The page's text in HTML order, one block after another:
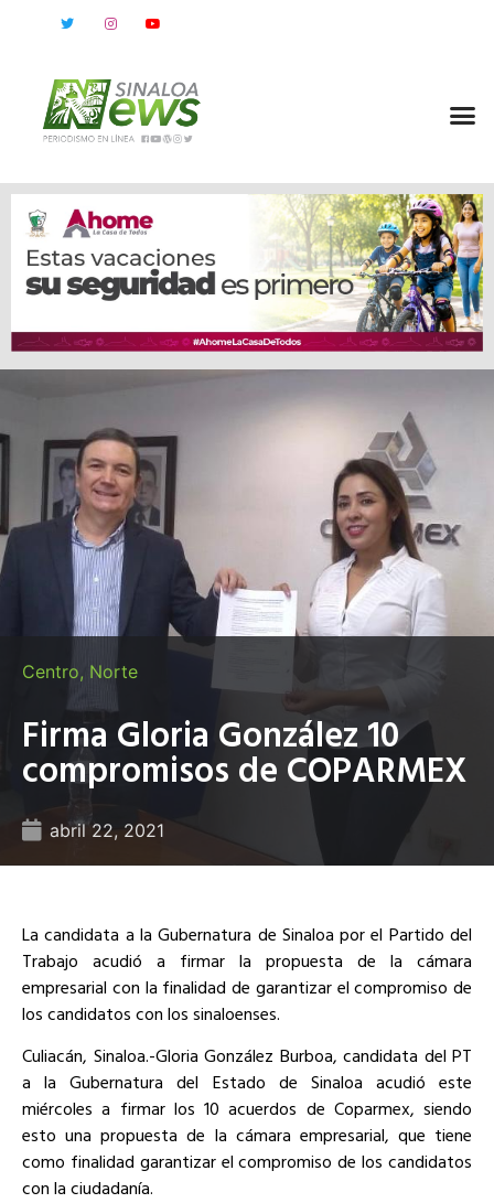
Centro, Norte
Firma Gloria González 10
compromisos de COPARMEX
abril 22, 2021
La candidata a la Gubernatura de Sinaloa por el Partido del
Trabajo acudió a firmar la propuesta de la cámara
empresarial con la finalidad de garantizar el compromiso de
los candidatos con los sinaloenses.
Culiacán, Sinaloa.-Gloria González Burboa, candidata del PT
a la Gubernatura del Estado de Sinaloa acudió este
miércoles a firmar los 10 acuerdos de Coparmex, siendo
esto una propuesta de la cámara empresarial, que tiene
como finalidad garantizar el compromiso de los candidatos
con la ciudadanía.